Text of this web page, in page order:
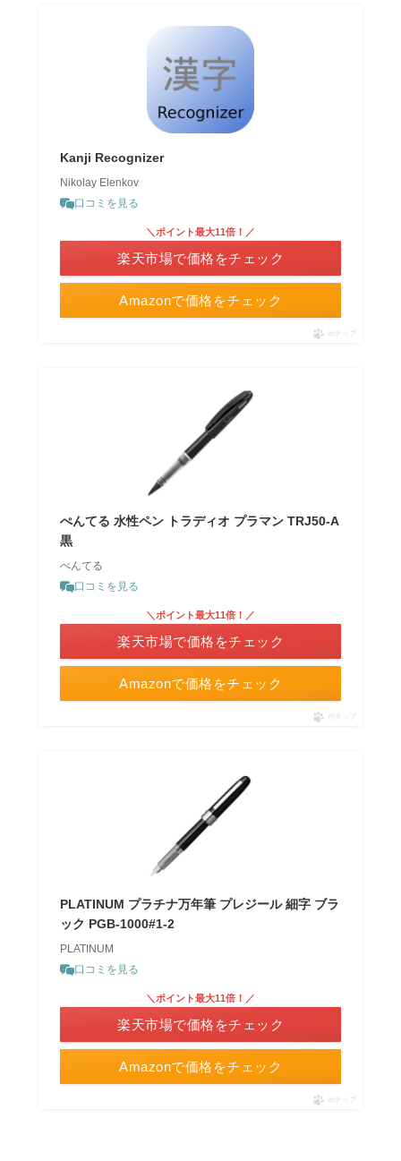
Kanji Recognizer
Nikolay Elenkov
口コミを見る
Amazonで価格をチェック
＼ポイント最大11倍！／
楽天市場で価格をチェック
ポチップ
ぺんてる 水性ペン トラディオ プラマン TRJ50-A
黒
ぺんてる
口コミを見る
Amazonで価格をチェック
＼ポイント最大11倍！／
楽天市場で価格をチェック
ポチップ
PLATINUM プラチナ万年筆 プレジール 細字 ブラ
ック PGB-1000#1-2
PLATINUM
口コミを見る
Amazonで価格をチェック
＼ポイント最大11倍！／
楽天市場で価格をチェック
ポチップ